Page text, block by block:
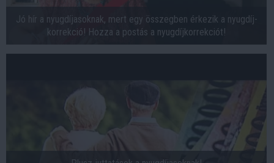
Jó hír a nyugdíjasoknak, mert egy összegben érkezik a nyugdíj-
korrekció! Hozza a postás a nyugdíjkorrekciót!